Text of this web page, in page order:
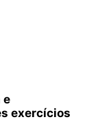
e
exercícios